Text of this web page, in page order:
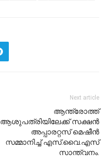
Next article
ആന്ത്രോത്ത്
ആശുപത്രിയിലേക്ക് സക്ഷൻ
അപ്പാരറ്റസ് മെഷീൻ
സമ്മാനിച്ച് എസ്.വൈ.എസ്
സാന്ത്വനം.